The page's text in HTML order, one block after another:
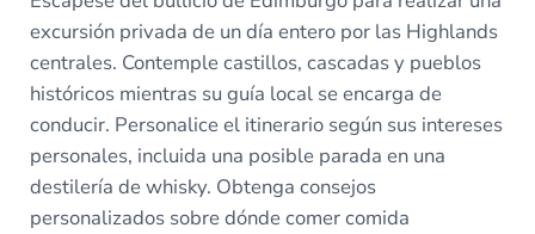
excursión privada de un día entero por las Highlands
centrales. Contemple castillos, cascadas y pueblos
históricos mientras su guía local se encarga de
conducir. Personalice el itinerario según sus intereses
personales, incluida una posible parada en una
destilería de whisky. Obtenga consejos
personalizados sobre dónde comer comida